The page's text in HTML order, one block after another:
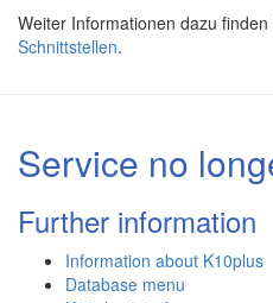
Weiter Informationen dazu
Schnittstellen.
Service no
Further information
Information about K10plus
Database menu